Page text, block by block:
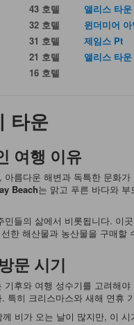
43 호텔
32 호텔
31 호텔
21 호텔
16 호텔
앨리스 타
윈더미어
제임스 Pt
앨리스 타운
타운
여행 이유
름다운 해변과 독특한 문화
Beach는 맑고 푸른 바다와
들의 삶에서 비롯됩니다.
한 해산물과 농산물을 구매
문 시기
후와 여행 성수기를 고려해
특히 크리스마스와 새해 연휴
비가 오는 날이 많지만, 이